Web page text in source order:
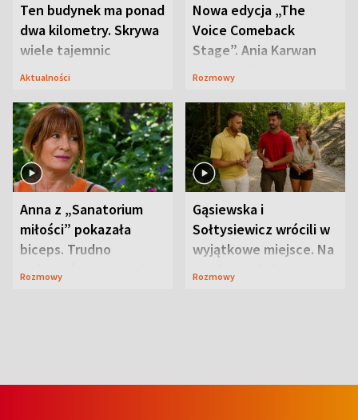
Ten budynek ma ponad
dwa kilometry. Skrywa
wiele tajemnic
Aktualności
Nowa edycja „The
Voice Comeback
Stage”. Ania Karwan
zapowiada
Rozmowy
Anna z „Sanatorium
miłości” pokazała
biceps. Trudno
uwierzyć, co przeszła
Rozmowy
Gąsiewska i
Sołtysiewicz wrócili w
wyjątkowe miejsce. Na
szlaku czekał
Rozmowy